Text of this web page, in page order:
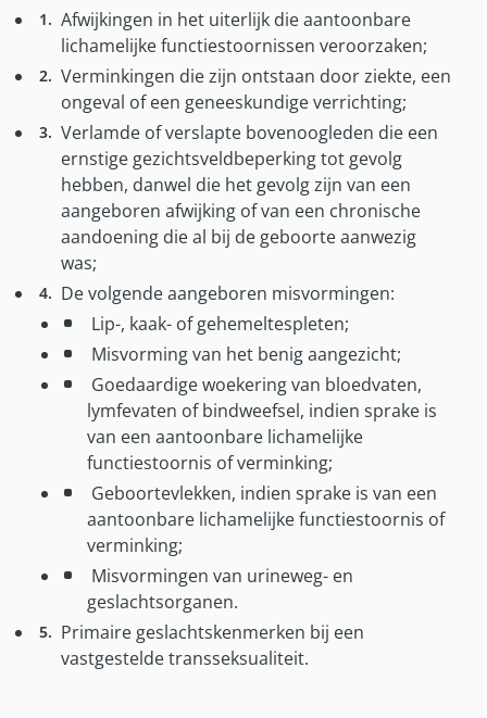
Reservist
Reglement
Verzekeringsreglement
Afwijkende regelingen vergoedingen
Zorg tijdens plaatsing in VS en Canada
Contactpersonen
Contactpersonen buitenland
Hulp met betaalproblemen
Inloggen met DigiD
Brochures en formulieren
Brochures en formulieren
Mijn SZVK-app
Mijn SZVK-app
Over ons
Bureau SZVK
Historie
Onze partners
Afwijkingen in het uiterlijk die aantoonbare
lichamelijke functiestoornissen veroorzaken;
Verminkingen die zijn ontstaan door ziekte, een
ongeval of een geneeskundige verrichting;
Verlamde of verslapte bovenoogleden die een
ernstige gezichtsveldbeperking tot gevolg
hebben, danwel die het gevolg zijn van een
aangeboren afwijking of van een chronische
aandoening die al bij de geboorte aanwezig
was;
De volgende aangeboren misvormingen:
Lip-, kaak- of gehemeltespleten;
Misvorming van het benig aangezicht;
Goedaardige woekering van bloedvaten,
lymfevaten of bindweefsel, indien sprake is
van een aantoonbare lichamelijke
functiestoornis of verminking;
Geboortevlekken, indien sprake is van een
aantoonbare lichamelijke functiestoornis of
verminking;
Misvormingen van urineweg- en
geslachtsorganen.
Primaire geslachtskenmerken bij een
vastgestelde transseksualiteit.